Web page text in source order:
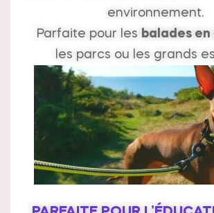
environnement.
Parfaite pour les balades
les parcs ou les grands